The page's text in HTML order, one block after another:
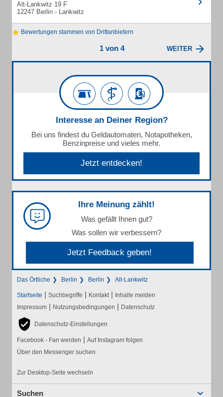
Alt-Lankwitz 19 F
12247 Berlin - Lankwitz
Bewertungen stammen von Drittanbietern
1 von 4 WEITER
Interesse an Deiner Region?
Bei uns findest du Geldautomaten, Notapotheken,
Benzinpreise und vieles mehr.
Jetzt entdecken!
Ihre Meinung zählt!
Was gefällt Ihnen gut?
Was sollen wir verbessern?
Jetzt Feedback geben!
Das Örtliche Berlin Berlin Alt-Lankwitz
Startseite | Suchbegriffe | Kontakt | Inhalte melden
Impressum | Nutzungsbedingungen | Datenschutz
Datenschutz-Einstellungen
Facebook - Fan werden | Auf Instagram folgen
Über den Messenger suchen
Zur Desktop-Seite wechseln
Suchen